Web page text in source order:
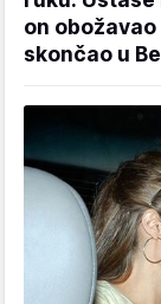
on
skončao u